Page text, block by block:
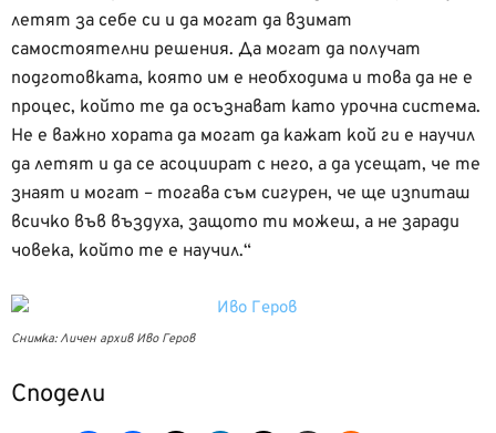
летят за себе си и да могат да взимат
самостоятелни решения. Да могат да получат
подготовката, която им е необходима и това да не е
процес, който те да осъзнават като урочна система.
Не е важно хората да могат да кажат кой ги е научил
да летят и да се асоциират с него, а да усещат, че те
знаят и могат – тогава съм сигурен, че ще изпиташ
всичко във въздуха, защото ти можеш, а не заради
човека, който те е научил.“
Снимка: Личен архив Иво Геров
Сподели